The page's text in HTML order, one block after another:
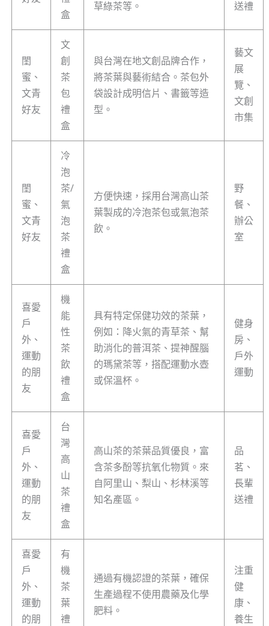
盒
草綠茶等。
送禮
閨
蜜、
文青
好友
文
創
茶
包
禮
盒
與台灣在地文創品牌合作，
將茶葉與藝術結合。茶包外
袋設計成明信片、書籤等造
型。
藝文
展
覽、
文創
市集
閨
蜜、
文青
好友
冷
泡
茶/
氣
泡
茶
禮
盒
方便快速，採用台灣高山茶
葉製成的冷泡茶包或氣泡茶
飲。
野
餐、
辦公
室
喜愛
戶
外、
運動
的朋
友
機
能
性
茶
飲
禮
盒
具有特定保健功效的茶葉，
例如：降火氣的青草茶、幫
助消化的普洱茶、提神醒腦
的瑪黛茶等，搭配運動水壺
或保溫杯。
健身
房、
戶外
運動
喜愛
戶
外、
運動
的朋
友
台
灣
高
山
茶
禮
盒
高山茶的茶葉品質優良，富
含茶多酚等抗氧化物質。來
自阿里山、梨山、杉林溪等
知名產區。
品
茗、
長輩
送禮
喜愛
戶
外、
運動
的朋
有
機
茶
葉
禮
通過有機認證的茶葉，確保
生產過程不使用農藥及化學
肥料。
注重
健
康、
養生